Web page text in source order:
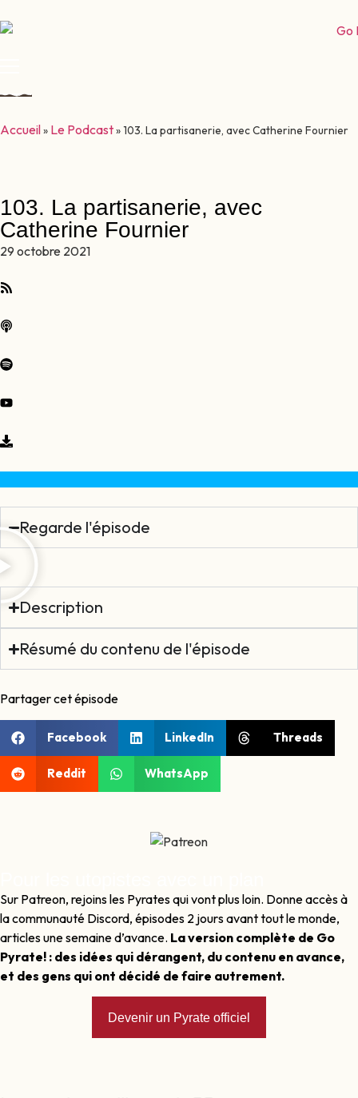
Accueil» Le Podcast»103. La partisanerie, avec Catherine Fournier
103. La partisanerie, avec
Catherine Fournier
29 octobre 2021
Regarde l'épisode
Description
Résumé du contenu de l'épisode
Partager cet épisode
Facebook LinkedIn Threads
Reddit WhatsApp
Sur Patreon, rejoins les Pyrates qui vont plus loin. Donne accès à
la communauté Discord, épisodes 2 jours avant tout le monde,
articles une semaine d’avance. La version complète de Go
Pyrate! : des idées qui dérangent, du contenu en avance,
et des gens qui ont décidé de faire autrement.
Devenir un Pyrate officiel